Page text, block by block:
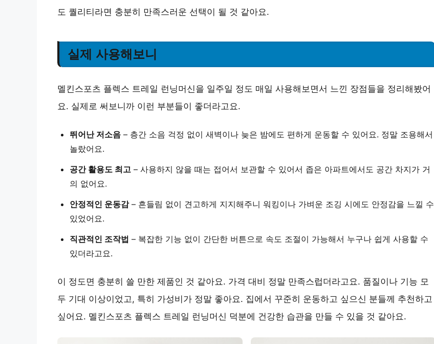
도 퀄리티라면 충분히 만족스러운 선택이 될 것 같아요.
실제 사용해보니
멜킨스포츠 플렉스 트레일 런닝머신을 일주일 정도 매일 사용해보면서 느낀 장점들을 정리해봤어
요. 실제로 써보니까 이런 부분들이 좋더라고요.
뛰어난 저소음 – 층간 소음 걱정 없이 새벽이나 늦은 밤에도 편하게 운동할 수 있어요. 정말 조용해서
놀랐어요.
공간 활용도 최고 – 사용하지 않을 때는 접어서 보관할 수 있어서 좁은 아파트에서도 공간 차지가 거
의 없어요.
안정적인 운동감– 흔들림 없이 견고하게 지지해주니 워킹이나 가벼운 조깅 시에도 안정감을 느낄 수
있었어요.
직관적인 조작법 – 복잡한 기능 없이 간단한 버튼으로 속도 조절이 가능해서 누구나 쉽게 사용할 수
있더라고요.
이 정도면 충분히 쓸 만한 제품인 것 같아요. 가격 대비 정말 만족스럽더라고요. 품질이나 기능 모
두 기대 이상이었고, 특히 가성비가 정말 좋아요. 집에서 꾸준히 운동하고 싶으신 분들께 추천하고
싶어요. 멜킨스포츠 플렉스 트레일 런닝머신 덕분에 건강한 습관을 만들 수 있을 것 같아요.